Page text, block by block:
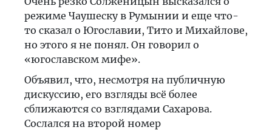
режиме Чаушеску в Румынии и еще что-
то сказал о Югославии, Тито и Михайлове,
но этого я не понял. Он говорил о
«югославском мифе».
Объявил, что, несмотря на публичную
дискуссию, его взгляды всё более
сближаются со взглядами Сахарова.
Сослался на второй номер